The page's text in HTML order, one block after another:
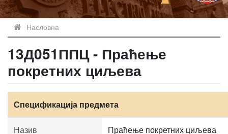
Насловна
13Д051ППЦ - Праћење
покретних циљева
Спецификација предмета
Назив Праћење покретних циљева